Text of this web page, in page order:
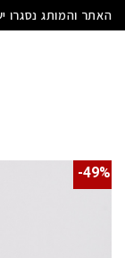
האתר והמותג נסגרו
49%-